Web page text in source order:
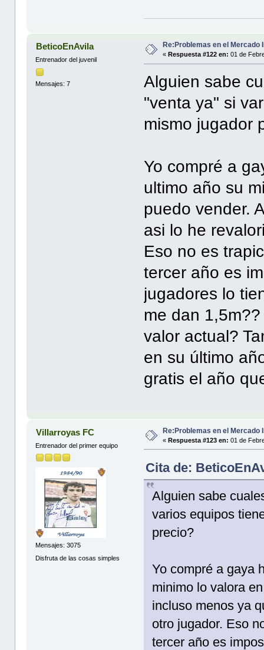
BeticoEnAvila
Entrenador del juvenil
Mensajes: 7
Re:Problemas en el Mercado
« Respuesta #122 en: 01 de
Alguien sabe
"venta ya" si
mismo jugador
Yo compré a
ultimo año su
puedo vender.
asi lo he
Eso no es
tercer año es
jugadores lo
me dan
valor actual?
en su último
gratis el año
Villarroyas FC
Entrenador del primer equipo
Mensajes: 3075
Disfruta de las cosas simples
Re:Problemas en el Mercado
«Respuesta #123 en: 01 de
Cita de:
Alguien sabe
varios equipos
precio?
Yo compré a gaya
minimo lo valora
incluso menos ya
otro jugador. Eso
tercer año es